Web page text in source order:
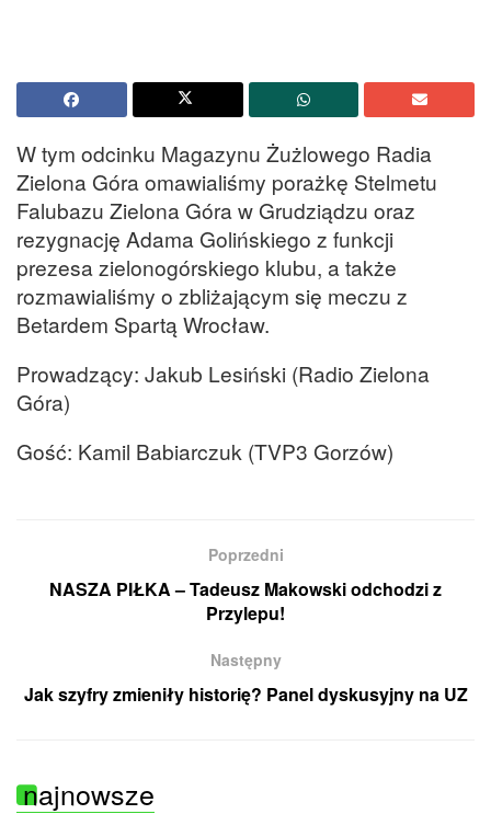
W tym odcinku Magazynu Żużlowego Radia
Zielona Góra omawialiśmy porażkę Stelmetu
Falubazu Zielona Góra w Grudziądzu oraz
rezygnację Adama Golińskiego z funkcji
prezesa zielonogórskiego klubu, a także
rozmawialiśmy o zbliżającym się meczu z
Betardem Spartą Wrocław.
Prowadzący: Jakub Lesiński (Radio Zielona
Góra)
Gość: Kamil Babiarczuk (TVP3 Gorzów)
Poprzedni
NASZA PIŁKA – Tadeusz Makowski odchodzi z
Przylepu!
Następny
Jak szyfry zmieniły historię? Panel dyskusyjny na UZ
najnowsze